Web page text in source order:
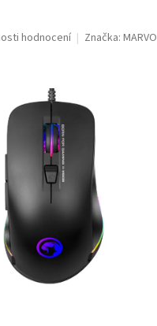
hodnocení Značka: MARVO